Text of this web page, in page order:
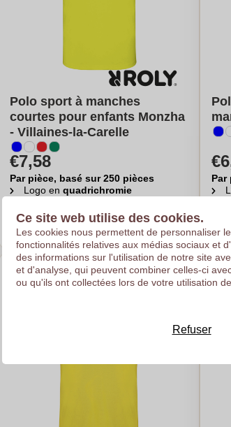
Polo sport à manches
courtes pour enfants Monzha
- Villaines-la-Carelle
€7,58
Par pièce, basé sur 250 pièces
Logo en quadrichromie
Calculer mon prix
Par
Ce site web utilise des cookies.
Les cookies nous permettent de personnaliser
fonctionnalités relatives aux médias sociaux et
des informations sur l'utilisation de notre site
et d'analyse, qui peuvent combiner celles-ci
ou qu'ils ont collectées lors de votre utilisation
Refuser